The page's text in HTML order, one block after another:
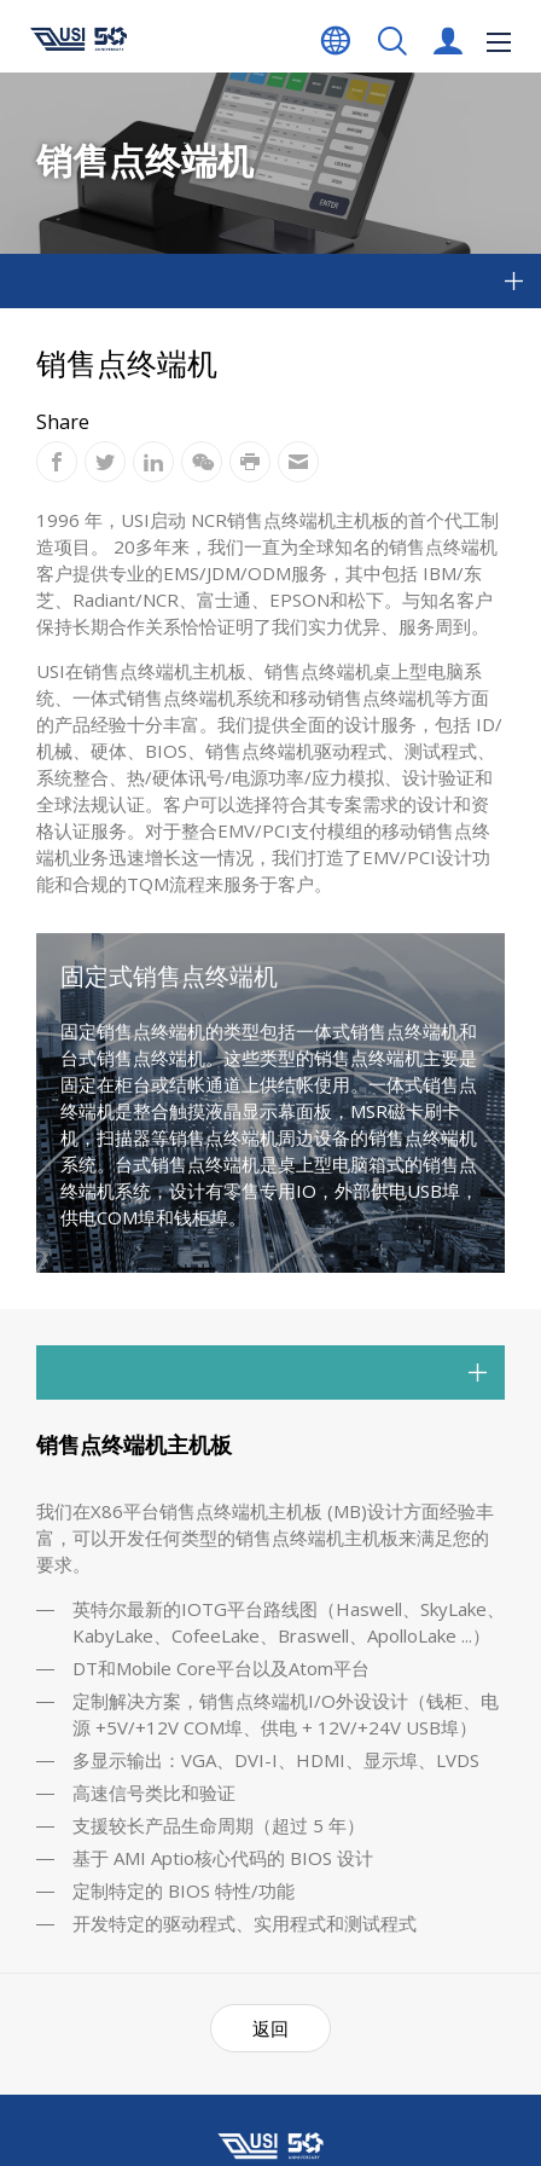
销售点终端机
销售点终端机
Share
1996 年，USI启动 NCR销售点终端机主机板的首个代工制
造项目。 20多年来，我们一直为全球知名的销售点终端机
客户提供专业的EMS/JDM/ODM服务，其中包括 IBM/东
芝、Radiant/NCR、富士通、EPSON和松下。与知名客户
保持长期合作关系恰恰证明了我们实力优异、服务周到。
USI在销售点终端机主机板、销售点终端机桌上型电脑系
统、一体式销售点终端机系统和移动销售点终端机等方面
的产品经验十分丰富。我们提供全面的设计服务，包括 ID/
机械、硬体、BIOS、销售点终端机驱动程式、测试程式、
系统整合、热/硬体讯号/电源功率/应力模拟、设计验证和
全球法规认证。客户可以选择符合其专案需求的设计和资
格认证服务。对于整合EMV/PCI支付模组的移动销售点终
端机业务迅速增长这一情况，我们打造了EMV/PCI设计功
能和合规的TQM流程来服务于客户。
固定式销售点终端机
固定销售点终端机的类型包括一体式销售点终端机和
台式销售点终端机。这些类型的销售点终端机主要是
固定在柜台或结帐通道上供结帐使用。一体式销售点
终端机是整合触摸液晶显示幕面板，MSR磁卡刷卡
机，扫描器等销售点终端机周边设备的销售点终端机
系统。台式销售点终端机是桌上型电脑箱式的销售点
终端机系统，设计有零售专用IO，外部供电USB埠，
供电COM埠和钱柜埠。
销售点终端机主机板
我们在X86平台销售点终端机主机板 (MB)设计方面经验丰
富，可以开发任何类型的销售点终端机主机板来满足您的
要求。
英特尔最新的IOTG平台路线图（Haswell、SkyLake、
KabyLake、CofeeLake、Braswell、ApolloLake ...）
DT和Mobile Core平台以及Atom平台
定制解决方案，销售点终端机I/O外设设计（钱柜、电
源 +5V/+12V COM埠、供电 + 12V/+24V USB埠）
多显示输出：VGA、DVI-I、HDMI、显示埠、LVDS
高速信号类比和验证
支援较长产品生命周期（超过 5 年）
基于 AMI Aptio核心代码的 BIOS 设计
定制特定的 BIOS 特性/功能
开发特定的驱动程式、实用程式和测试程式
返回